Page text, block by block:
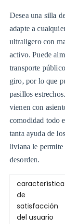
Desea una silla
adapte a
ultraligero con
activo. Puede
transporte
giro, por lo que
pasillos
vienen con
comodidad todo
tanta ayuda de
liviana le permite
desorden.
característica
de
satisfacción
del usuario